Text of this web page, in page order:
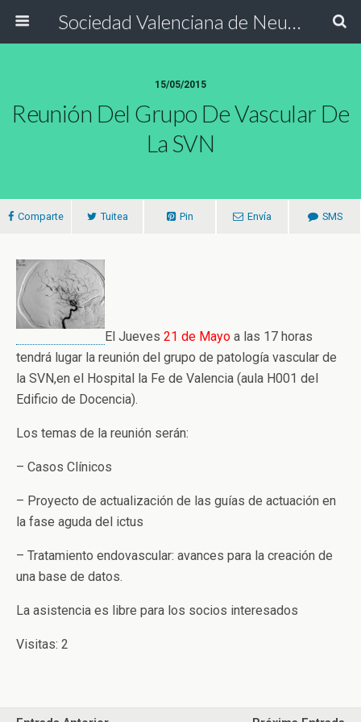
Sociedad Valenciana de Neurología
15/05/2015
Reunión Del Grupo De Vascular De
La SVN
Comparte Tuitea Pin Envía SMS
El Jueves 21 de Mayo a las 17 horas
tendrá lugar la reunión del grupo de patología vascular de
la SVN,en el Hospital la Fe de Valencia (aula H001 del
Edificio de Docencia).
Los temas de la reunión serán:
– Casos Clínicos
– Proyecto de actualización de las guías de actuación en
la fase aguda del ictus
– Tratamiento endovascular: avances para la creación de
una base de datos.
La asistencia es libre para los socios interesados
Visitas: 2